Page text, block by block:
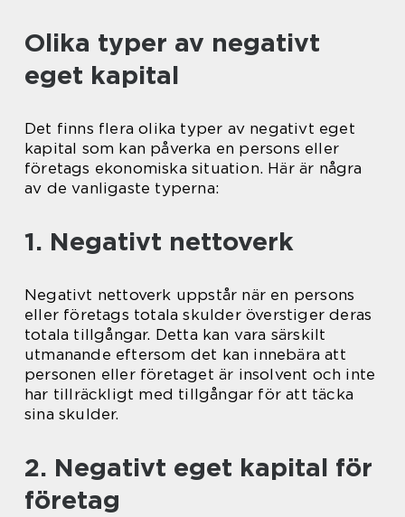
Olika typer av negativt
eget kapital
Det finns flera olika typer av negativt eget
kapital som kan påverka en persons eller
företags ekonomiska situation. Här är några
av de vanligaste typerna:
1. Negativt nettoverk
Negativt nettoverk uppstår när en persons
eller företags totala skulder överstiger deras
totala tillgångar. Detta kan vara särskilt
utmanande eftersom det kan innebära att
personen eller företaget är insolvent och inte
har tillräckligt med tillgångar för att täcka
sina skulder.
2. Negativt eget kapital för
företag